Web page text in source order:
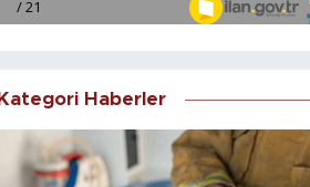
Kategori Haberler